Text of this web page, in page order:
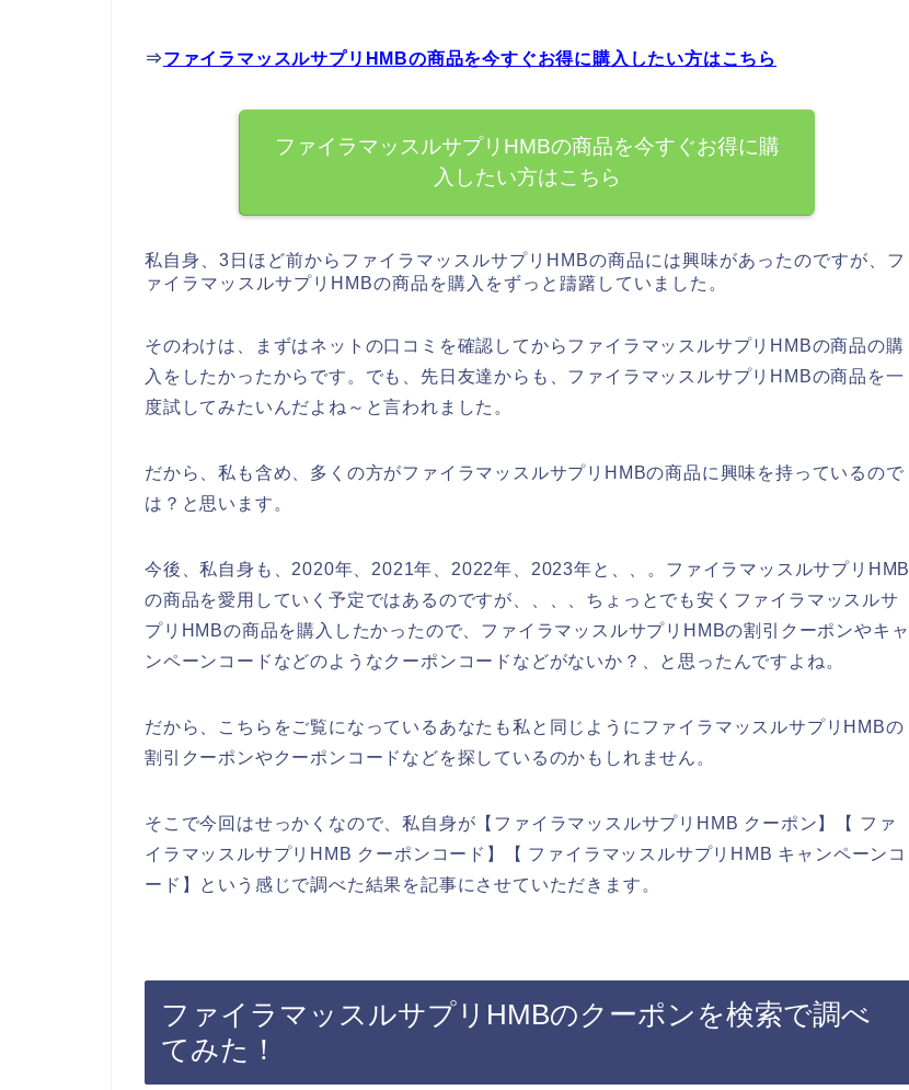
⇒ファイラマッスルサプリHMBの商品を今すぐお得に購入したい方はこちら
ファイラマッスルサプリHMBの商品を今すぐお得に購
入したい方はこちら
私自身、3日ほど前からファイラマッスルサプリHMBの商品には興味があったのですが、フ
ァイラマッスルサプリHMBの商品を購入をずっと躊躇していました。
そのわけは、まずはネットの口コミを確認してからファイラマッスルサプリHMBの商品の購
入をしたかったからです。でも、先日友達からも、ファイラマッスルサプリHMBの商品を一
度試してみたいんだよね～と言われました。
だから、私も含め、多くの方がファイラマッスルサプリHMBの商品に興味を持っているので
は？と思います。
今後、私自身も、2020年、2021年、2022年、2023年と、、。ファイラマッスルサプリHMB
の商品を愛用していく予定ではあるのですが、、、、ちょっとでも安くファイラマッスルサ
プリHMBの商品を購入したかったので、ファイラマッスルサプリHMBの割引クーポンやキャ
ンペーンコードなどのようなクーポンコードなどがないか？、と思ったんですよね。
だから、こちらをご覧になっているあなたも私と同じようにファイラマッスルサプリHMBの
割引クーポンやクーポンコードなどを探しているのかもしれません。
そこで今回はせっかくなので、私自身が【ファイラマッスルサプリHMB クーポン】【 ファ
イラマッスルサプリHMB クーポンコード】【 ファイラマッスルサプリHMB キャンペーンコ
ード】という感じで調べた結果を記事にさせていただきます。
ファイラマッスルサプリHMBのクーポンを検索で調べ
てみた！